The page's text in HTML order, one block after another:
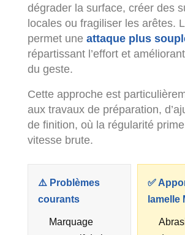
dégrader la surface, créer des
locales ou fragiliser les arêtes.
permet une attaque plus
répartissant l’effort et
du geste.
Cette approche est
aux travaux de préparation,
de finition, où la régularité
vitesse brute.
⚠️ Problèmes
courants
Marquage
✅
lamelle